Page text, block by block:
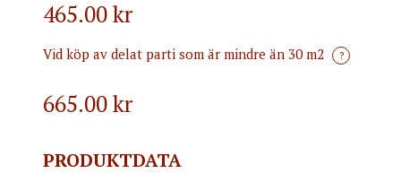
465.00 kr
Vid köp av delat parti som är mindre än 30 m2 ?
665.00kr
PRODUKTDATA